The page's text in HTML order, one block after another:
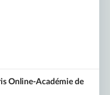
Online-Académie de